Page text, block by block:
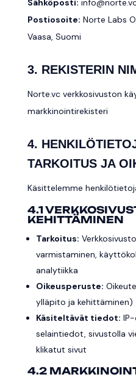
Sähköposti:
Postiosoite: Norte Labs
Vaasa, Suomi
3. REKISTERIN
Norte.vc verkkosivuston
markkinointirekisteri
4.
TARKOITUS JA
Käsittelemme
4.1
KEHITTÄMINEN
Tarkoitus:
varmistaminen,
analytiikka
Oikeusperuste:
ylläpito ja kehittäminen)
Käsiteltävät tiedot:
selaintiedot, sivustolla
klikatut sivut
4.2